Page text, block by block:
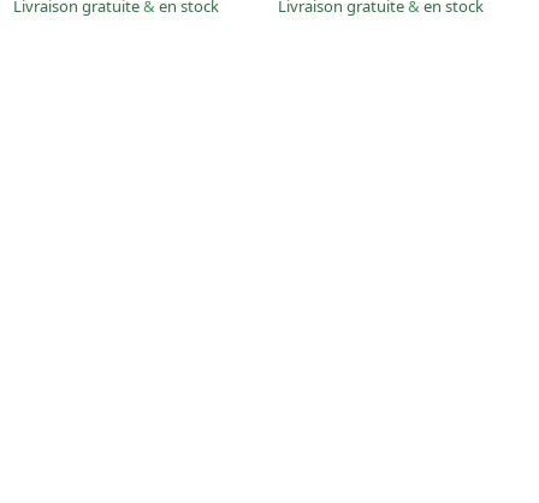
Livraison gratuite& en stock Livraison gratuite& en stock